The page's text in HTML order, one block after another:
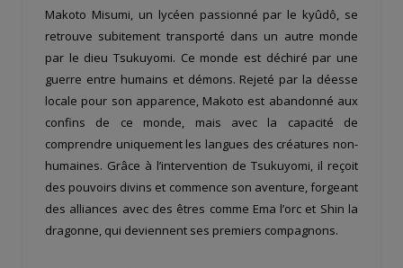
Makoto Misumi, un lycéen passionné par le kyûdô, se
retrouve subitement transporté dans un autre monde
par le dieu Tsukuyomi. Ce monde est déchiré par une
guerre entre humains et démons. Rejeté par la déesse
locale pour son apparence, Makoto est abandonné aux
confins de ce monde, mais avec la capacité de
comprendre uniquement les langues des créatures non-
humaines. Grâce à l’intervention de Tsukuyomi, il reçoit
des pouvoirs divins et commence son aventure, forgeant
des alliances avec des êtres comme Ema l’orc et Shin la
dragonne, qui deviennent ses premiers compagnons.